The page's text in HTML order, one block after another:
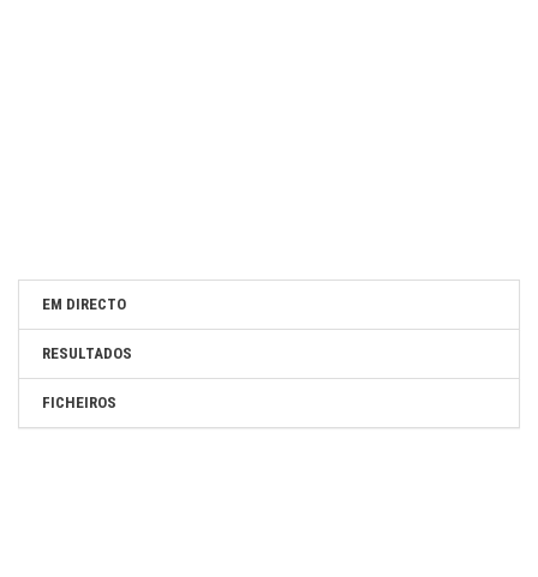
EM DIRECTO
RESULTADOS
FICHEIROS